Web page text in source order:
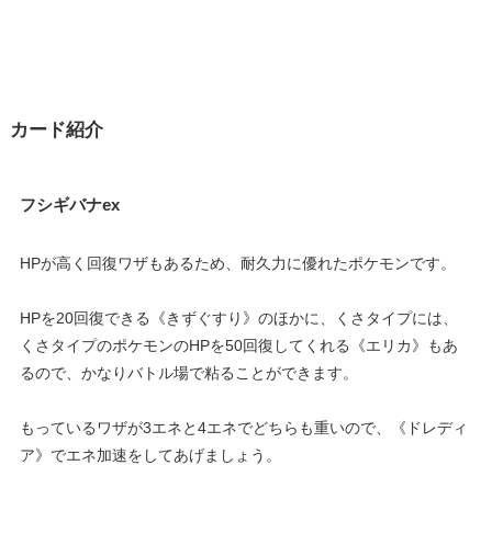
カード紹介
フシギバナex
HPが高く回復ワザもあるため、耐久力に優れたポケモンです。
HPを20回復できる《きずぐすり》のほかに、くさタイプには、
くさタイプのポケモンのHPを50回復してくれる《エリカ》もあ
るので、かなりバトル場で粘ることができます。
もっているワザが3エネと4エネでどちらも重いので、《ドレディ
ア》でエネ加速をしてあげましょう。